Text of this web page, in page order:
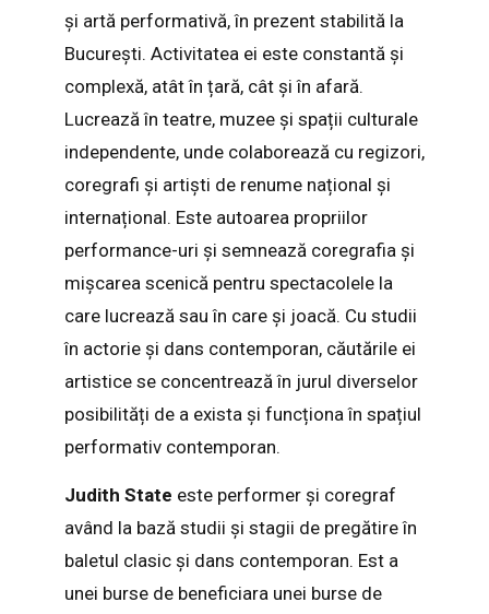
și artă performativă, în prezent stabilită la
București. Activitatea ei este constantă și
complexă, atât în țară, cât și în afară.
Lucrează în teatre, muzee și spații culturale
independente, unde colaborează cu regizori,
coregrafi și artiști de renume național și
internațional. Este autoarea propriilor
performance-uri și semnează coregrafia și
mișcarea scenică pentru spectacolele la
care lucrează sau în care și joacă. Cu studii
în actorie și dans contemporan, căutările ei
artistice se concentrează în jurul diverselor
posibilități de a exista și funcționa în spațiul
performativ contemporan.
Judith State este performer și coregraf
având la bază studii și stagii de pregătire în
baletul clasic și dans contemporan. Est a
unei burse de beneficiara unei burse de